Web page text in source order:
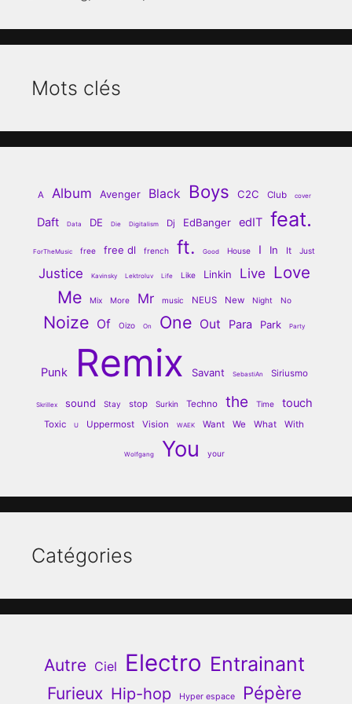
Mots clés
A Album Avenger Black Boys C2C Club cover
Daft Data DE Die Digitalism Dj EdBanger edIT feat.
ForTheMusic free free dl french ft. Good House I In It Just
Justice Kavinsky Lektroluv Life Like Linkin Live Love
Me Mix More Mr music NEUS New Night No
Noize Of Oizo On One Out Para Park Party
Punk Remix Savant SebastiAn Siriusmo
Skrillex sound Stay stop Surkin Techno the Time touch
Toxic U Uppermost Vision WAEK Want We What With
Wolfgang You your
Catégories
Autre Ciel Electro Entrainant
Furieux Hip-hop Hyper espace Pépère